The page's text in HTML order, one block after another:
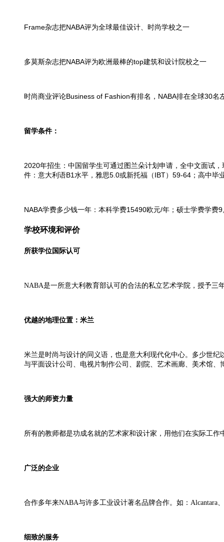
Frame杂志把NABA评为全球最佳设计、时尚学校之一
多莫斯杂志把NABA评为欧洲最棒的top建筑和设计院校之一
时尚商业评论Business of Fashion有排名，NABA排在全球30名
留学条件：
2020年招生：中国留学生可通过图兰朵计划申请，全中文面试
件：意大利语B1水平，雅思5.0或新托福（IBT）59-64；高中毕
NABA学费多少钱一年：本科学费15490欧元/年；硕士学费学费
学校环境和评价
所获学位国际认可
NABA是一所意大利教育部认可的合法的私立艺术学院，授予三
优越的地理位置 ：米兰
米兰是时尚与设计的同义语，也是意大利现代化中心。多少世
与平面设计公司、电视片制作公司、剧院、艺术画廊、美术馆
强大的师资力量
所有的教师都是功成名就的艺术家和设计家，用他们在实际工作
广泛的企业
合作多年来NABA与许多工业设计著名品牌合作。如：Alcantara
细致的服务